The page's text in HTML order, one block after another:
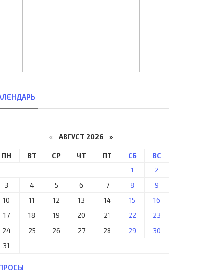
« АВГУСТ 2026 »
ПН ВТ СР ЧТ ПТ СБ
ВС
1
2
3
4 5 6 7 8
9
10
11 12 13 14 15
16
17
18 19 20 21 22
23
24
25 26 27 28 29
30
31